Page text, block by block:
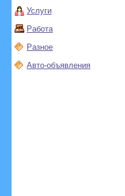
Услуги
Работа
Разное
Авто-объявления